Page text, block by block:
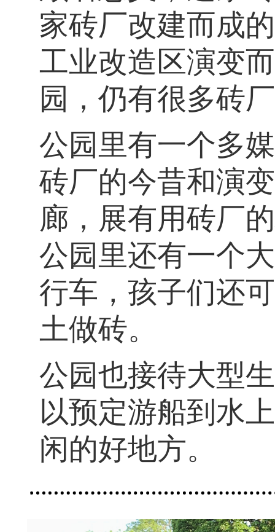
家砖厂改建而成
工业改造区演变
园，仍有很多砖
公园里有一个多
砖厂的今昔和演
廊，展有用砖厂
公园里还有一个
行车，孩子们还
土做砖。
公园也接待大型
以预定游船到水
闲的好地方。